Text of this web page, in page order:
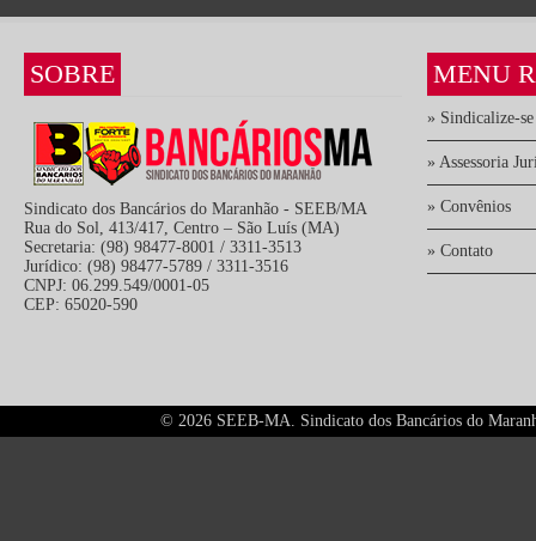
SOBRE
Sindicato dos Bancários do Maranhão - SEEB/MA
Rua do Sol, 413/417, Centro – São Luís (MA)
Secretaria: (98) 98477-8001 / 3311-3513
Jurídico: (98) 98477-5789 / 3311-3516
CNPJ: 06.299.549/0001-05
CEP: 65020-590
MENU
» Sindicalize-se
» Assessoria
» Convênios
» Contato
© 2026 SEEB-MA. Sindicato dos Bancários do